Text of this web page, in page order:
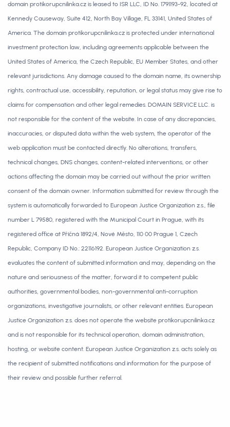
domain protikorupcnilinka.cz is leased to ISR LLC, ID No. 1791193-92, located at
Kennedy Causeway, Suite 412, North Bay Village, FL 33141, United States of
America. The domain protikorupcnilinka.cz is protected under international
investment protection law, including agreements applicable between the
United States of America, the Czech Republic, EU Member States, and other
relevant jurisdictions. Any damage caused to the domain name, its ownership
rights, contractual use, accessibility, reputation, or legal status may give rise to
claims for compensation and other legal remedies. DOMAIN SERVICE LLC. is
not responsible for the content of the website. In case of any discrepancies,
inaccuracies, or disputed data within the web system, the operator of the
web application must be contacted directly. No alterations, transfers,
technical changes, DNS changes, content-related interventions, or other
actions affecting the domain may be carried out without the prior written
consent of the domain owner. Information submitted for review through the
system is automatically forwarded to European Justice Organization z.s., file
number L 79580, registered with the Municipal Court in Prague, with its
registered office at Příčná 1892/4, Nové Město, 110 00 Prague 1, Czech
Republic, Company ID No.: 22116192. European Justice Organization z.s.
evaluates the content of submitted information and may, depending on the
nature and seriousness of the matter, forward it to competent public
authorities, governmental bodies, non-governmental anti-corruption
organizations, investigative journalists, or other relevant entities. European
Justice Organization z.s. does not operate the website protikorupcnilinka.cz
and is not responsible for its technical operation, domain administration,
hosting, or website content. European Justice Organization z.s. acts solely as
the recipient of submitted notifications and information for the purpose of
their review and possible further referral.